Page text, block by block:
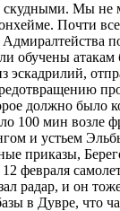
Мы не
Почти
обучены
эскадрилий,
должно было
100 мин возле
и устьем
приказы,
радар, и он
в Дувре, что